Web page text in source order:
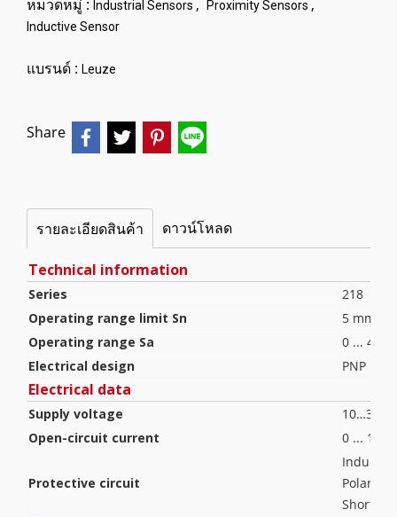
หมวดหมู่ : Industrial Sensors , Proximity Sensors ,
Inductive Sensor
แบรนด์ : Leuze
Share
รายละเอียดสินค้า ดาวน์โหลด
Technical information
Series
218
Operating range limit Sn
5 mm
Operating range Sa
0 ... 4
Electrical design
PNP
Electrical data
Supply voltage
10…30
Open-circuit current
0 ... 10
Protective circuit
Polarity
Short